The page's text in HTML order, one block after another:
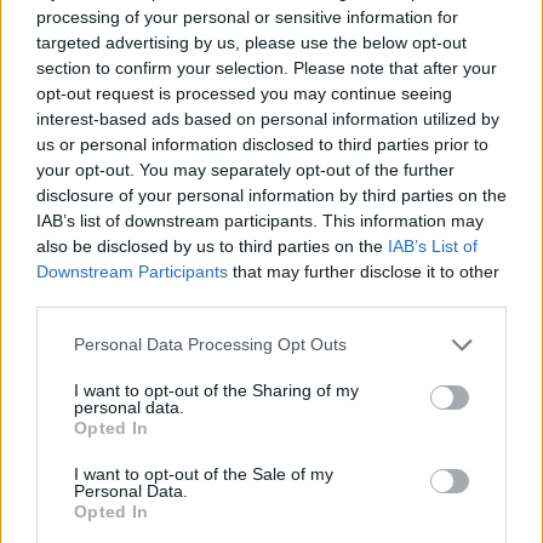
processing of your personal or sensitive information for
targeted advertising by us, please use the below opt-out
section to confirm your selection. Please note that after your
opt-out request is processed you may continue seeing
interest-based ads based on personal information utilized by
us or personal information disclosed to third parties prior to
your opt-out. You may separately opt-out of the further
disclosure of your personal information by third parties on the
IAB’s list of downstream participants. This information may
also be disclosed by us to third parties on the IAB’s List of
Downstream Participants that may further disclose it to other
Personal Data Processing Opt Outs
I want to opt-out of the Sharing of my
personal data.
Opted In
I want to opt-out of the Sale of my
Personal Data.
Opted In
smegenys yra labai plastiškos, net nemaniau
(o ir niekas nepasakė), kad žmogus gali keistis
taip greitai. Taigi labai svarbu neprarasti
vilties ir nepradėti žmonių laidoti anksčiau
laiko.“
Dukra nualpo, bet padėjo
Taip pat Žanetos laukė chemoterapija, tačiau
šalutinis poveikis ypač vargino – dabar
pašnekovė laukia, kol medikai ras alternatyvą.
Be to, paaiškėjo, kad moteriai gali būti